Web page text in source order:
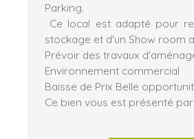
Parking.
Ce local est adapté pour
stockage et d'un Show room
Prévoir des travaux
Environnement commercial
Baisse de Prix Belle
Ce bien vous est présenté par